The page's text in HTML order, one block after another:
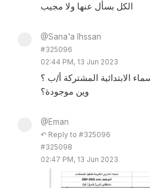
الكل بسأل عنها ولا مجيب
@Sana'a Ihssan
#325096
02:44 PM, 13 Jun 2023
الابتدائية المشتركة أ/ب ؟
وين موجودة؟
@Eman
↶ Reply to #325096
#325098
02:47 PM, 13 Jun 2023